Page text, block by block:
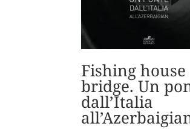
Fishing house
bridge. Un
dall’Italia